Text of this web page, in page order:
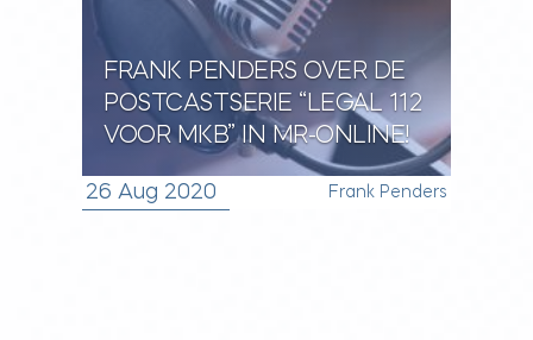
FRANK PENDERS OVER DE
POSTCASTSERIE “LEGAL 112
VOOR MKB” IN MR-ONLINE!
26 Aug 2020 Frank Penders